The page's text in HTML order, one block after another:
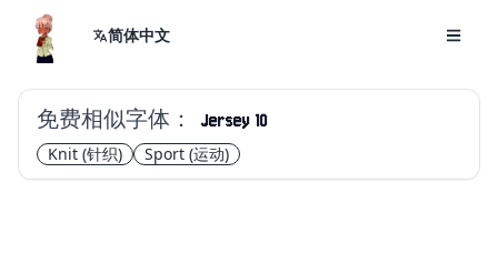
简体中文
免费相似字体： Jersey 10
Knit (针织) Sport (运动)